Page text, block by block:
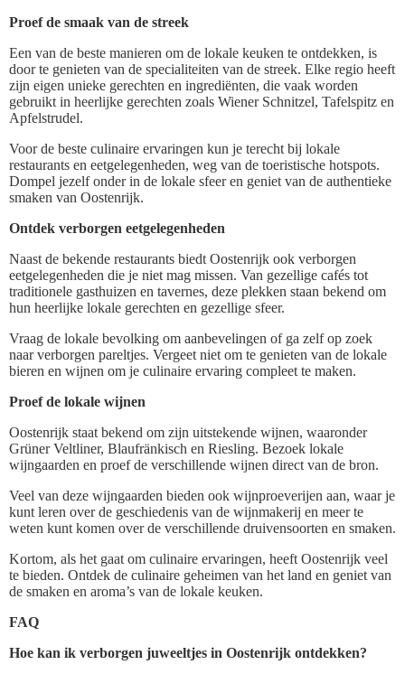
Proef de smaak van de streek
Een van de beste manieren om de lokale keuken te ontdekken, is
door te genieten van de specialiteiten van de streek. Elke regio heeft
zijn eigen unieke gerechten en ingrediënten, die vaak worden
gebruikt in heerlijke gerechten zoals Wiener Schnitzel, Tafelspitz en
Apfelstrudel.
Voor de beste culinaire ervaringen kun je terecht bij lokale
restaurants en eetgelegenheden, weg van de toeristische hotspots.
Dompel jezelf onder in de lokale sfeer en geniet van de authentieke
smaken van Oostenrijk.
Ontdek verborgen eetgelegenheden
Naast de bekende restaurants biedt Oostenrijk ook verborgen
eetgelegenheden die je niet mag missen. Van gezellige cafés tot
traditionele gasthuizen en tavernes, deze plekken staan bekend om
hun heerlijke lokale gerechten en gezellige sfeer.
Vraag de lokale bevolking om aanbevelingen of ga zelf op zoek
naar verborgen pareltjes. Vergeet niet om te genieten van de lokale
bieren en wijnen om je culinaire ervaring compleet te maken.
Proef de lokale wijnen
Oostenrijk staat bekend om zijn uitstekende wijnen, waaronder
Grüner Veltliner, Blaufränkisch en Riesling. Bezoek lokale
wijngaarden en proef de verschillende wijnen direct van de bron.
Veel van deze wijngaarden bieden ook wijnproeverijen aan, waar je
kunt leren over de geschiedenis van de wijnmakerij en meer te
weten kunt komen over de verschillende druivensoorten en smaken.
Kortom, als het gaat om culinaire ervaringen, heeft Oostenrijk veel
te bieden. Ontdek de culinaire geheimen van het land en geniet van
de smaken en aroma’s van de lokale keuken.
FAQ
Hoe kan ik verborgen juweeltjes in Oostenrijk ontdekken?